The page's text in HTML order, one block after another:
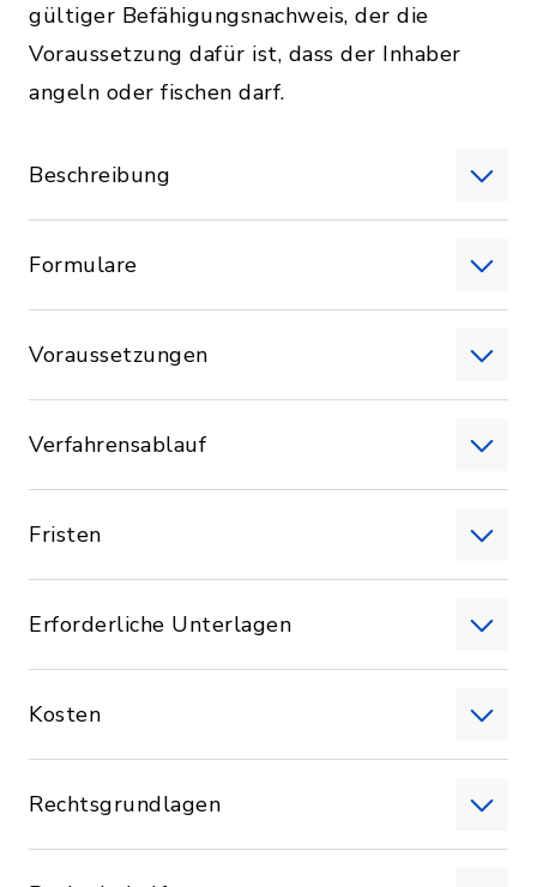
gültiger Befähigungsnachweis, der die
Voraussetzung dafür ist, dass der Inhaber
angeln oder fischen darf.
Beschreibung
Formulare
Voraussetzungen
Verfahrensablauf
Fristen
Erforderliche Unterlagen
Kosten
Rechtsgrundlagen